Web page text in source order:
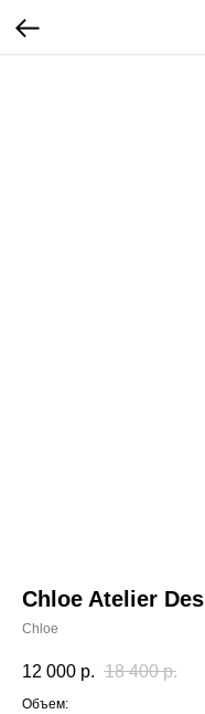
Chloe Atelier
Chloe
12 000 р. 18 400 р.
Объем: